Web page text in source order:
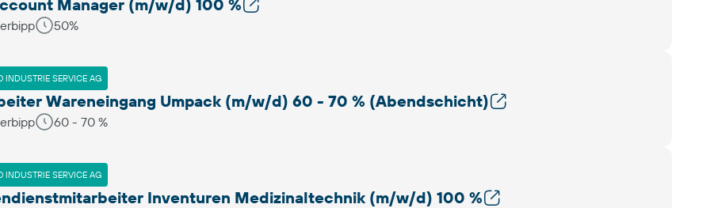
Manager (m/w/d) 100 %
50%
INDUSTRIE SERVICE AG
Wareneingang Umpack (m/w/d) 60 - 70 % (Abendschicht)
60 - 70 %
INDUSTRIE SERVICE AG
Inventuren Medizinaltechnik (m/w/d) 100 %